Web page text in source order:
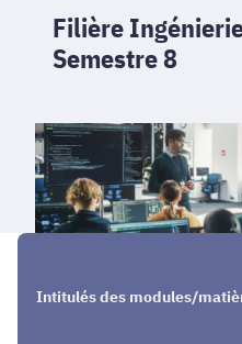
Filière
Semestre 8
8
Intitulés des modules/